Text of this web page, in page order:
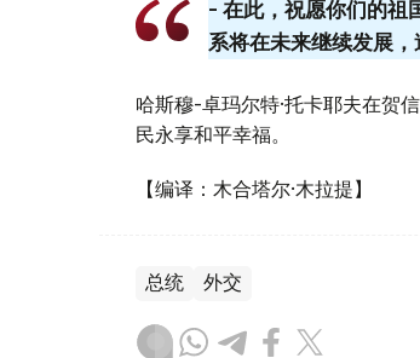
- 在此，祝愿你们的祖
系将在未来继续发展，
哈斯穆-卓玛尔特·托卡耶夫在贺
民永享和平幸福。
【编译：木合塔尔·木拉提】
总统 外交